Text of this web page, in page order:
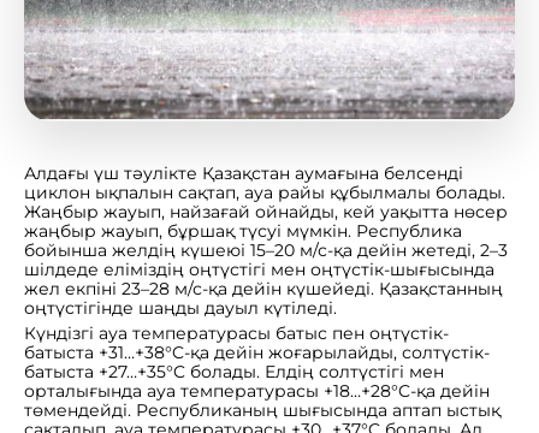
Алдағы үш тәулікте Қазақстан аумағына белсенді
циклон ықпалын сақтап, ауа райы құбылмалы болады.
Жаңбыр жауып, найзағай ойнайды, кей уақытта нөсер
жаңбыр жауып, бұршақ түсуі мүмкін. Республика
бойынша желдің күшеюі 15–20 м/с-қа дейін жетеді, 2–3
шілдеде еліміздің оңтүстігі мен оңтүстік-шығысында
жел екпіні 23–28 м/с-қа дейін күшейеді. Қазақстанның
оңтүстігінде шаңды дауыл күтіледі.
Күндізгі ауа температурасы батыс пен оңтүстік-
батыста +31…+38°C-қа дейін жоғарылайды, солтүстік-
батыста +27…+35°C болады. Елдің солтүстігі мен
орталығында ауа температурасы +18…+28°C-қа дейін
төмендейді. Республиканың шығысында аптап ыстық